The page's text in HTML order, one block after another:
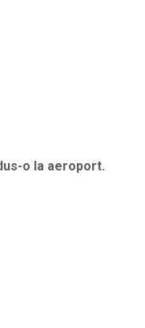
o la aeroport.